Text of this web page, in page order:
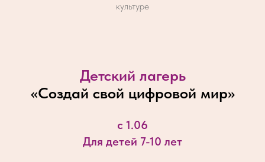
культуре
Детский лагерь
«Создай свой цифровой мир»
с 1.06
Для детей 7-10 лет